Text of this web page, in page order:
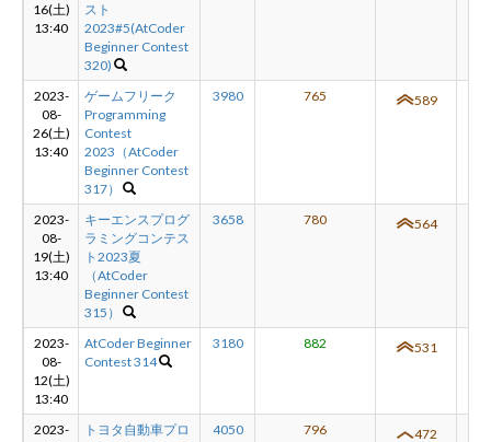
16(土)
13:40
スト
2023#5(AtCoder
Beginner Contest
320)
2023-
08-
26(土)
13:40
ゲームフリーク
Programming
Contest
2023（AtCoder
Beginner Contest
317）
3980 765 589
2023-
08-
19(土)
13:40
キーエンスプログ
ラミングコンテス
ト2023夏
（AtCoder
Beginner Contest
315）
3658 780 564
2023-
08-
12(土)
13:40
AtCoder Beginner
Contest 314
3180 882 531
2023-
トヨタ自動車プロ
4050 796 472